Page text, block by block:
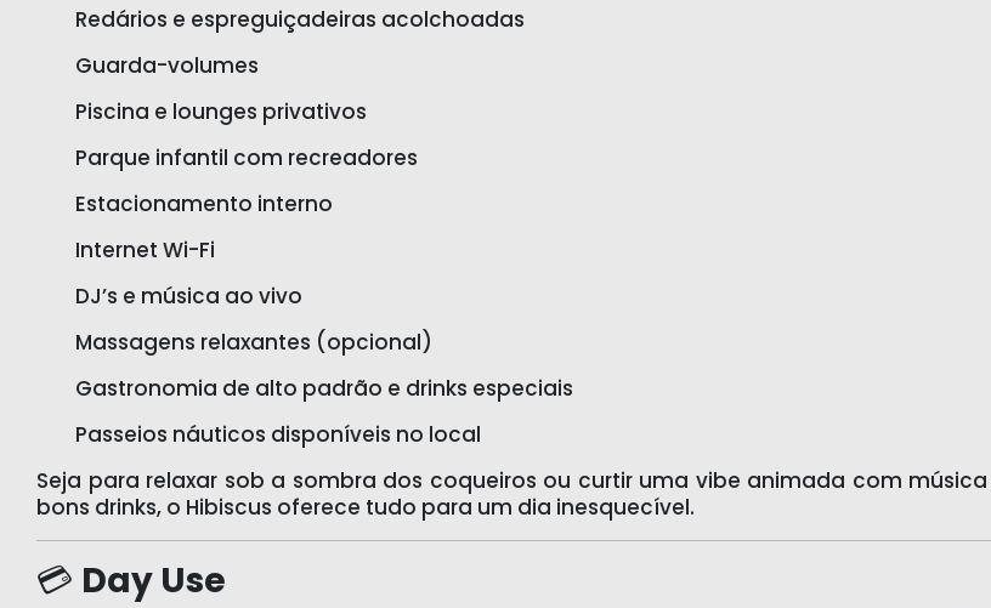
Redários e espreguiçadeiras acolchoadas
Guarda-volumes
Piscina e lounges privativos
Parque infantil com recreadores
Estacionamento interno
Internet Wi-Fi
DJ’s e música ao vivo
Massagens relaxantes (opcional)
Gastronomia de alto padrão e drinks especiais
Passeios náuticos disponíveis no local
Seja para relaxar sob a sombra dos coqueiros ou curtir uma vibe animada com
bons drinks, o Hibiscus oferece tudo para um dia inesquecível.
💳 Day Use